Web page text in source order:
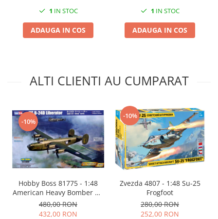
Speedpaint Markers
Accesorii pictura
Gaahleri
1 IN STOC
ADAUGA IN COS
1 IN STOC
ADAUGA IN COS
ALTI CLIENTI AU CUMPARAT
-10%
Hobby Boss 81775 - 1:48
American Heavy Bomber US
B-24D Liberator
480,00 RON
432,00 RON
-10%
Zvezda 4807 - 1:48 Su-25
Frogfoot
280,00 RON
252,00 RON